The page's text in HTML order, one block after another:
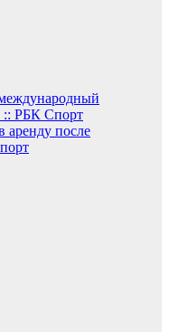
:: РБК Спорт
аренду после